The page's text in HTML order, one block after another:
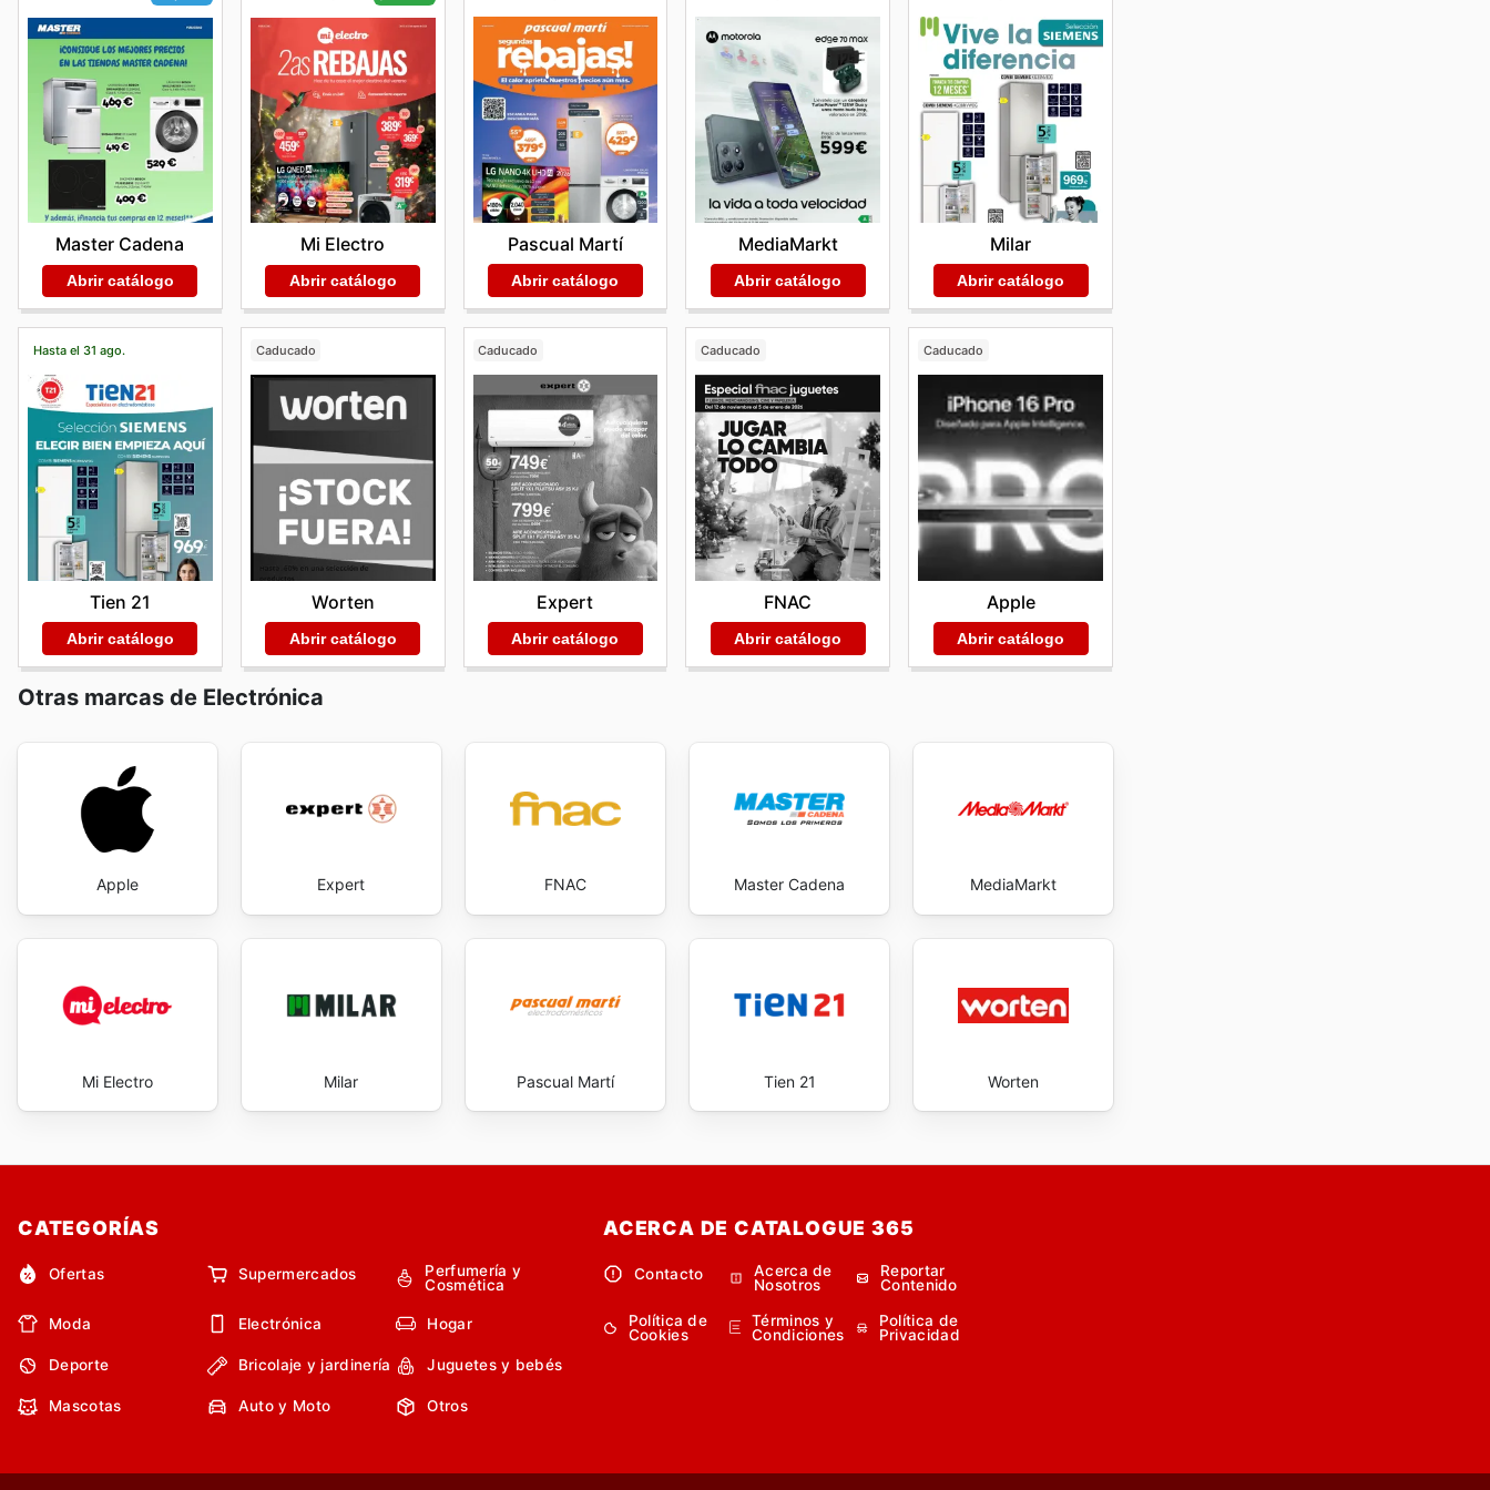
Master Cadena
Abrir catálogo
Mi Electro
Abrir catálogo
Pascual Martí
Abrir catálogo
MediaMarkt
Abrir catálogo
Milar
Abrir catálogo
Hasta el 31 ago.
Tien 21
Abrir catálogo
Caducado
Worten
Abrir catálogo
Caducado
Expert
Abrir catálogo
Caducado
FNAC
Abrir catálogo
Caducado
Apple
Abrir catálogo
Otras marcas de Electrónica
Apple Expert FNAC Master Cadena MediaMarkt
Mi Electro Milar Pascual Martí Tien 21 Worten
CATEGORÍAS
Ofertas Supermercados
Perfumería y
Cosmética
Moda Electrónica Hogar
Deporte Bricolaje y jardinería Juguetes y bebés
Mascotas Auto y Moto Otros
ACERCA DE CATALOGUE 365
Contacto
Acerca de
Nosotros
Reportar
Contenido
Política de
Cookies
Términos y
Condiciones
Política de
Privacidad